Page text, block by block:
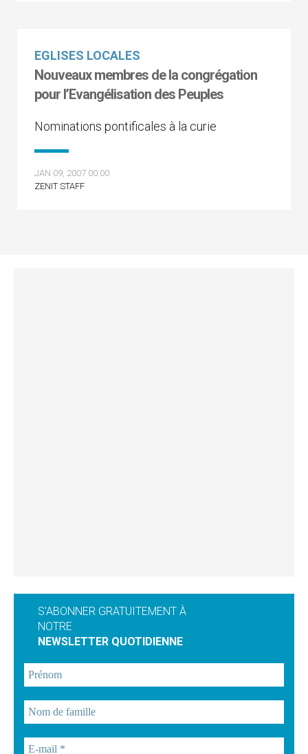
EGLISES LOCALES
Nouveaux membres de la congrégation
pour l’Evangélisation des Peuples
Nominations pontificales à la curie
JAN 09, 2007 00:00
ZENIT STAFF
S'ABONNER GRATUITEMENT À
NOTRE
NEWSLETTER QUOTIDIENNE